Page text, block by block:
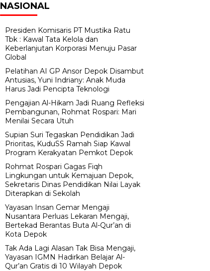
NASIONAL
Presiden Komisaris PT Mustika Ratu
Tbk : Kawal Tata Kelola dan
Keberlanjutan Korporasi Menuju Pasar
Global
Pelatihan AI GP Ansor Depok Disambut
Antusias, Yuni Indriany: Anak Muda
Harus Jadi Pencipta Teknologi
Pengajian Al-Hikam Jadi Ruang Refleksi
Pembangunan, Rohmat Rospari: Mari
Menilai Secara Utuh
Supian Suri Tegaskan Pendidikan Jadi
Prioritas, KuduSS Ramah Siap Kawal
Program Kerakyatan Pemkot Depok
Rohmat Rospari Gagas Fiqh
Lingkungan untuk Kemajuan Depok,
Sekretaris Dinas Pendidikan Nilai Layak
Diterapkan di Sekolah
Yayasan Insan Gemar Mengaji
Nusantara Perluas Lekaran Mengaji,
Bertekad Berantas Buta Al-Qur’an di
Kota Depok
Tak Ada Lagi Alasan Tak Bisa Mengaji,
Yayasan IGMN Hadirkan Belajar Al-
Qur’an Gratis di 10 Wilayah Depok